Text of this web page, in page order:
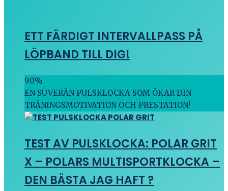
ETT FÄRDIGT INTERVALLPASS PÅ
LÖPBAND TILL DIG!
90%
EN SUVERÄN PULSKLOCKA SOM ÖKAR DIN
TRÄNINGSMOTIVATION OCH PRESTATION!
TEST AV PULSKLOCKA: POLAR GRIT
X – POLARS MULTISPORTKLOCKA –
DEN BÄSTA JAG HAFT ?